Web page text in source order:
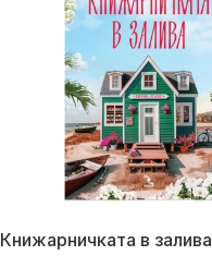
Книжарничката в залива